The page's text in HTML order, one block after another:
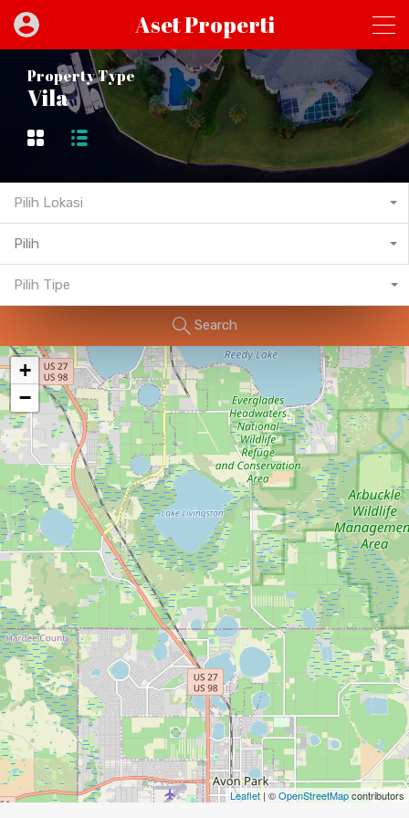
Aset Properti
Property Type
Vila
Pilih Lokasi
Pilih
Pilih Tipe
Search
+
−
Leaflet| ©OpenStreetMapcontributors